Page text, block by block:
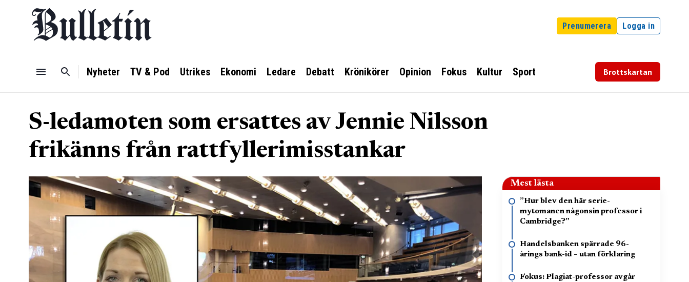
Prenumerera Logga in
Nyheter TV & Pod Utrikes Ekonomi Ledare Debatt Krönikörer Opinion Fokus Kultur Sport Brottskartan
S-ledamoten som ersattes av Jennie Nilsson
frikänns från rattfyllerimisstankar
Mest lästa
”Hur blev den här serie-
mytomanen någonsin professor i
Cambridge?”
Handelsbanken spärrade 96-
årings bank-id – utan förklaring
Fokus: Plagiat-professor avgår